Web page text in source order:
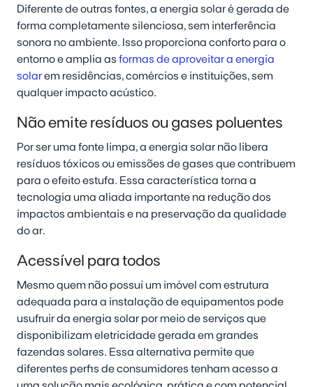
Diferente de outras fontes, a energia solar é gerada de
forma completamente silenciosa, sem interferência
sonora no ambiente. Isso proporciona conforto para o
entorno e amplia as formas de aproveitar a energia
solarem residências, comércios e instituições, sem
qualquer impacto acústico.
Não emite resíduos ou gases poluentes
Por ser uma fonte limpa, a energia solar não libera
resíduos tóxicos ou emissões de gases que contribuem
para o efeito estufa. Essa característica torna a
tecnologia uma aliada importante na redução dos
impactos ambientais e na preservação da qualidade
do ar.
Acessível para todos
Mesmo quem não possui um imóvel com estrutura
adequada para a instalação de equipamentos pode
usufruir da energia solar por meio de serviços que
disponibilizam eletricidade gerada em grandes
fazendas solares. Essa alternativa permite que
diferentes perfis de consumidores tenham acesso a